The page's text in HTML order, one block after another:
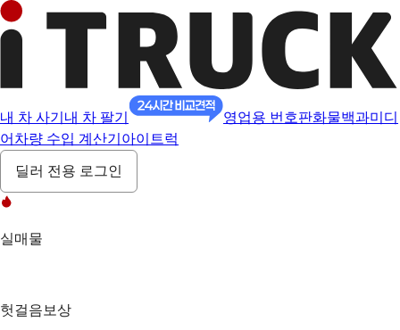
내 차 사기 내 차 팔기 영업용 번호판화물백과미디
어 차량 수입 계산기 아이트럭
딜러 전용 로그인
실매물
헛걸음보상